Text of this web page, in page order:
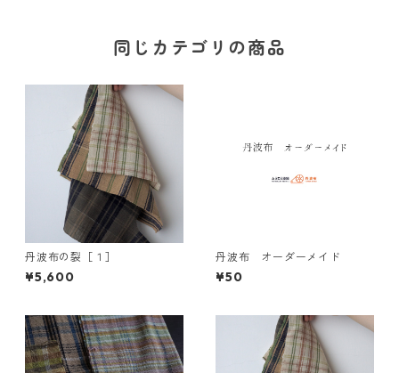
同じカテゴリの商品
丹波布の裂［１］
¥5,600
丹波布 オーダーメイド
¥50